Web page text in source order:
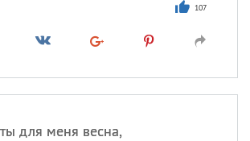
107
для меня весна,